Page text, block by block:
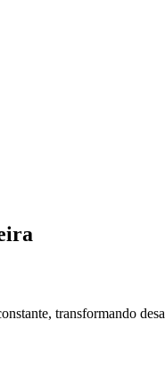
transformando